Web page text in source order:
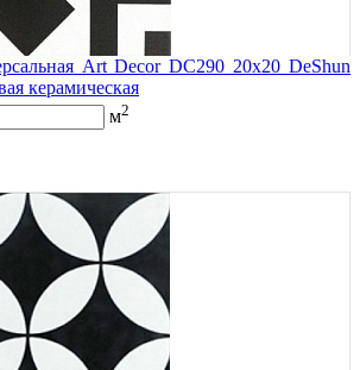
Art Decor DC290 20x20 DeShun
керамическая
м2